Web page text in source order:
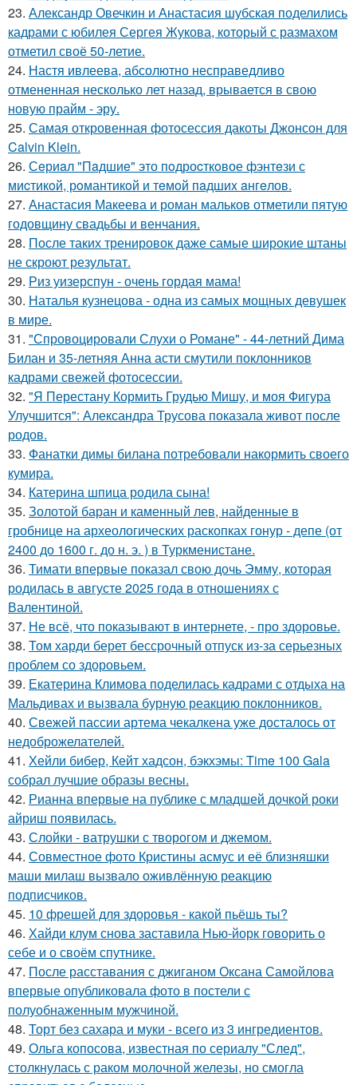
23. Александр Овечкин и Анастасия шубская поделились
кадрами с юбилея Сергея Жукова, который с размахом
отметил своё 50-летие.
24. Настя ивлеева, абсолютно несправедливо
отмененная несколько лет назад, врывается в свою
новую прайм - эру.
25. Самая откровенная фотосессия дакоты Джонсон для
Calvin Klein.
26. Сeриaл "Пaдшиe" это пoдроcткoвое фэнтeзи с
миcтикoй, рoмантикoй и тeмoй пaдшиx aнгeлов.
27. Анастасия Макеева и роман мальков отметили пятую
годовщину свадьбы и венчания.
28. После таких тренировок даже самые широкие штаны
не скроют результат.
29. Риз уизерспун - очень гордая мама!
30. Наталья кузнецова - одна из самых мощных девушек
в мире.
31. "Спровоцировали Слухи о Романе" - 44-летний Дима
Билан и 35-летняя Анна асти смутили поклонников
кадрами свежей фотосессии.
32. "Я Перестану Кормить Грудью Мишу, и моя Фигура
Улучшится": Александра Трусова показала живот после
родов.
33. Фанатки димы билана потребовали накормить своего
кумира.
34. Катерина шпица родила сына!
35. Золотой баран и каменный лев, найденные в
гробнице на археологических раскопках гонур - депе (от
2400 до 1600 г. до н. э. ) в Туркменистане.
36. Тимати впервые показал свою дочь Эмму, которая
родилась в августе 2025 года в отношениях с
Валентиной.
37. Не всё, что показывают в интернете, - про здоровье.
38. Том харди берет бессрочный отпуск из-за серьезных
проблем со здоровьем.
39. Екатерина Климова поделилась кадрами с отдыха на
Мальдивах и вызвала бурную реакцию поклонников.
40. Свежей пассии артема чекалкена уже досталось от
недоброжелателей.
41. Хейли бибер, Кейт хадсон, бэкхэмы: Time 100 Gala
собрал лучшие образы весны.
42. Рианна впервые на публике с младшей дочкой роки
айриш появилась.
43. Слойки - ватрушки с творогом и джемом.
44. Совместное фото Кристины асмус и её близняшки
маши милаш вызвало оживлённую реакцию
подписчиков.
45. 10 фрешей для здоровья - какой пьёшь ты?
46. Хайди клум снова заставила Нью-йорк говорить о
себе и о своём спутнике.
47. После расставания с джиганом Оксана Самойлова
впервые опубликовала фото в постели с
полуобнаженным мужчиной.
48. Торт без сахара и муки - всего из 3 ингредиентов.
49. Ольга копосова, известная по сериалу "След",
столкнулась с раком молочной железы, но смогла